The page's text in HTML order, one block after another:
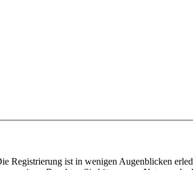
Registrierung ist in wenigen Augenblicken